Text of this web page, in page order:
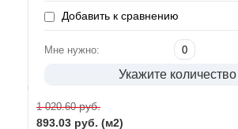
Добавить к сравнению
Мне нужно:
Укажите количество
1 020.60руб.
893.03 руб. (м2)